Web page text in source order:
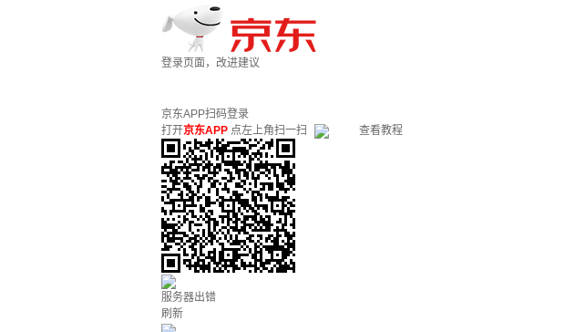
登录页面，改进建议
京东APP扫码登录
打开京东APP 点左上角扫一扫 查看教程
服务器出错
刷新